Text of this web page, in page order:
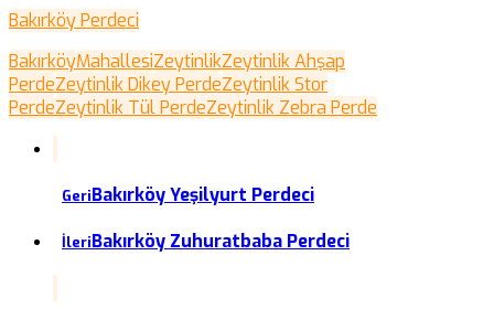
Bakırköy Perdeci
BakırköyMahallesiZeytinlikZeytinlik Ahşap
PerdeZeytinlik Dikey PerdeZeytinlik Stor
PerdeZeytinlik Tül PerdeZeytinlik Zebra Perde
GeriBakırköy Yeşilyurt Perdeci
İleriBakırköy Zuhuratbaba Perdeci